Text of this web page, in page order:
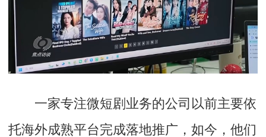
一家专注微短剧业务的公司以前主要依
托海外成熟平台完成落地推广，如今，他们